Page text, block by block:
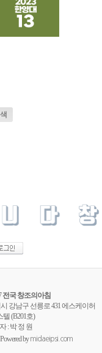
전국 창조의아침
강남구 선릉로 431 에스케이허
텔 (B201호)
: 박 정 원
bymidaeipsi.com